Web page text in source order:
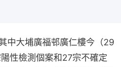
中大埔廣福邨廣仁樓今（29
性檢測個案和27宗不確定